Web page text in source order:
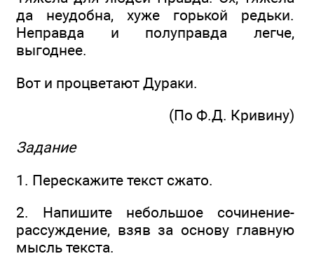
да неудобна, хуже горькой редьки.
Неправда и полуправда легче,
выгоднее.
Вот и процветают Дураки.
(По Ф.Д. Кривину)
Задание
1. Перескажите текст сжато.
2. Напишите небольшое сочинение-
рассуждение, взяв за основу главную
мысль текста.